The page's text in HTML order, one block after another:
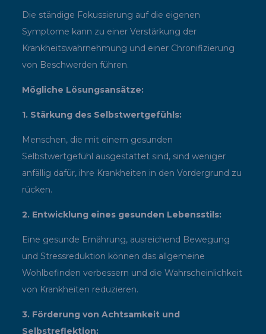
Die ständige Fokussierung auf die eigenen
Symptome kann zu einer Verstärkung der
Krankheitswahrnehmung und einer Chronifizierung
von Beschwerden führen.
Mögliche Lösungsansätze:
1. Stärkung des Selbstwertgefühls:
Menschen, die mit einem gesunden
Selbstwertgefühl ausgestattet sind, sind weniger
anfällig dafür, ihre Krankheiten in den Vordergrund zu
rücken.
2. Entwicklung eines gesunden Lebensstils:
Eine gesunde Ernährung, ausreichend Bewegung
und Stressreduktion können das allgemeine
Wohlbefinden verbessern und die Wahrscheinlichkeit
von Krankheiten reduzieren.
3. Förderung von Achtsamkeit und
Selbstreflektion: